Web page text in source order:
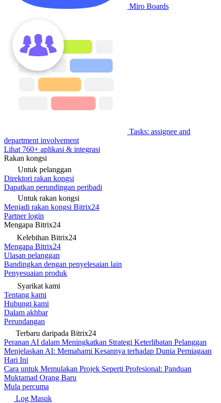
Miro Boards
Tasks: assignee and
department involvement
Lihat 760+ aplikasi & integrasi
Rakan kongsi
Untuk pelanggan
Direktori rakan kongsi
Dapatkan perundingan peribadi
Untuk rakan kongsi
Menjadi rakan kongsi Bitrix24
Partner login
Mengapa Bitrix24
Kelebihan Bitrix24
Mengapa Bitrix24
Ulasan pelanggan
Bandingkan dengan penyelesaian lain
Penyesuaian produk
Syarikat kami
Tentang kami
Hubungi kami
Dalam akhbar
Perundangan
Terbaru daripada Bitrix24
Peranan AI dalam Meningkatkan Strategi Keterlibatan Pelanggan
Menjelaskan AI: Memahami Kesannya terhadap Dunia Perniagaan
Hari Ini
Cara untuk Memulakan Projek Seperti Profesional: Panduan
Muktamad Orang Baru
Mula percuma
Log Masuk